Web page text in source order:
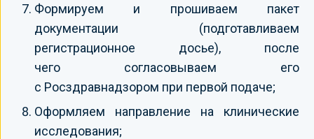
Формируем и прошиваем пакет
документации (подготавливаем
регистрационное досье), после
чего согласовываем его
с Росздравнадзором при первой подаче;
Оформляем направление на клинические
исследования;